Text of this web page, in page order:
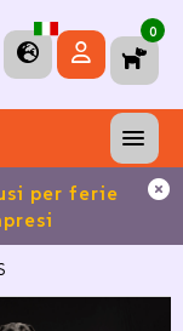
0
per ferie